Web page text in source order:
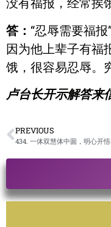
没有福报，经常挨
答： “忍辱需要福
因为他上辈子有福
饿，很容易忍辱。
卢台长开示解答来
PREVIOUS
434. 一体双慧体中圆，明心开